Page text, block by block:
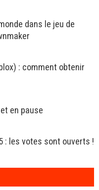
dans le jeu de
: comment obtenir
en pause
: les votes sont ouverts !